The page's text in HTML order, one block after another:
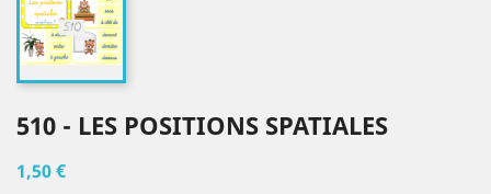
510 - LES POSITIONS SPATIALES
1,50 €